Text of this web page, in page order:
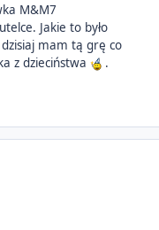
M&M7
Jakie to było
mam tą grę co
z dzieciństwa
.